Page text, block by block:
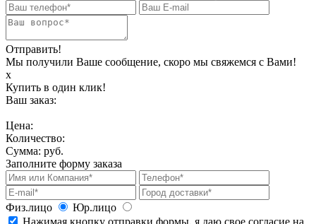
Отправить!
Мы получили Ваше сообщение, скоро мы свяжемся с Вами!
х
Купить в один клик!
Ваш заказ:
Цена:
Количество:
Сумма: руб.
Заполните форму заказа
Физ.лицо
Юр.лицо
Нажимая кнопку отправки формы, я даю свое согласие на